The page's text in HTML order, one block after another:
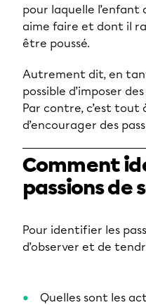
pour laquelle l’enfant
aime faire et dont il
être poussé.
Autrement dit, en
possible d’imposer
Par contre, c’est tout
d’encourager des
Comment
passions de
Pour identifier les
d’observer et de
Quelles sont les